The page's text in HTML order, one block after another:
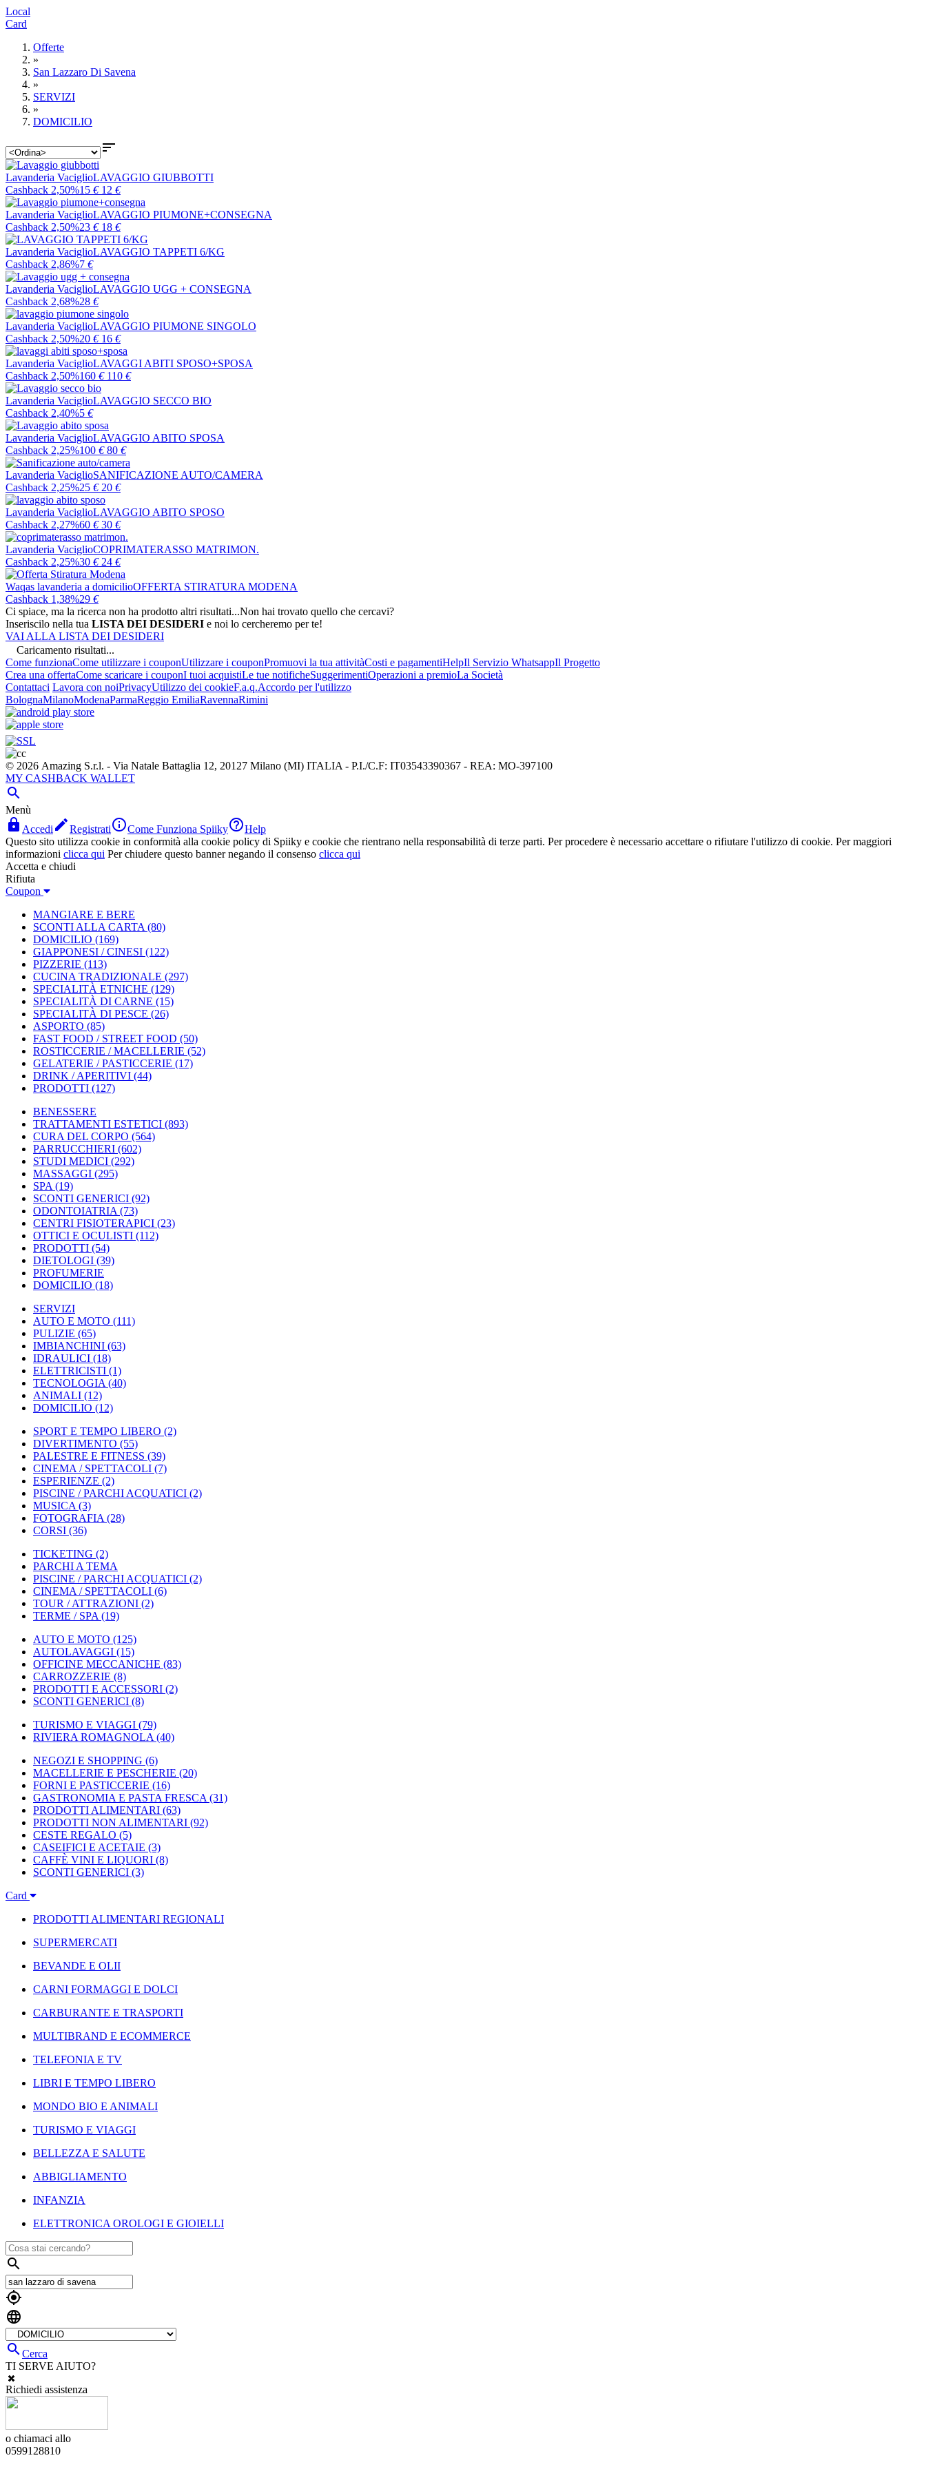
Local
Card
Offerte
»
San Lazzaro Di Savena
»
SERVIZI
»
DOMICILIO

Lavanderia VaciglioLAVAGGIO GIUBBOTTI
Cashback 2,50%15 € 12 €
Lavanderia VaciglioLAVAGGIO PIUMONE+CONSEGNA
Cashback 2,50%23 € 18 €
Lavanderia VaciglioLAVAGGIO TAPPETI 6/KG
Cashback 2,86%7 €
Lavanderia VaciglioLAVAGGIO UGG + CONSEGNA
Cashback 2,68%28 €
Lavanderia VaciglioLAVAGGIO PIUMONE SINGOLO
Cashback 2,50%20 € 16 €
Lavanderia VaciglioLAVAGGI ABITI SPOSO+SPOSA
Cashback 2,50%160 € 110 €
Lavanderia VaciglioLAVAGGIO SECCO BIO
Cashback 2,40%5 €
Lavanderia VaciglioLAVAGGIO ABITO SPOSA
Cashback 2,25%100 € 80 €
Lavanderia VaciglioSANIFICAZIONE AUTO/CAMERA
Cashback 2,25%25 € 20 €
Lavanderia VaciglioLAVAGGIO ABITO SPOSO
Cashback 2,27%60 € 30 €
Lavanderia VaciglioCOPRIMATERASSO MATRIMON.
Cashback 2,25%30 € 24 €
Waqas lavanderia a domicilioOFFERTA STIRATURA MODENA
Cashback 1,38%29 €
Ci spiace, ma la ricerca non ha prodotto altri risultati...Non hai trovato quello che cercavi?
Inseriscilo nella tua LISTA DEI DESIDERI e noi lo cercheremo per te!
VAI ALLA LISTA DEI DESIDERI
Caricamento risultati...
Come funzionaCome utilizzare i couponUtilizzare i couponPromuovi la tua attivitàCosti e pagamentiHelpIl Servizio WhatsappIl Progetto
Crea una offertaCome scaricare i couponI tuoi acquistiLe tue notificheSuggerimentiOperazioni a premioLa Società
Contattaci Lavora con noiPrivacyUtilizzo dei cookieF.a.q.Accordo per l'utilizzo
BolognaMilanoModenaParmaReggio EmiliaRavennaRimini
© 2026 Amazing S.r.l. - Via Natale Battaglia 12, 20127 Milano (MI) ITALIA - P.I./C.F: IT03543390367 - REA: MO-397100
MY CASHBACK WALLET

Menù
 Accedi RegistratiCome Funziona SpiikyHelp
Questo sito utilizza cookie in conformità alla cookie policy di Spiiky e cookie che rientrano nella responsabilità di terze parti. Per procedere è necessario accettare o rifiutare l'utilizzo di cookie. Per maggiori
informazioni clicca qui Per chiudere questo banner negando il consenso clicca qui
Accetta e chiudi
Rifiuta
Coupon
MANGIARE E BERE
SCONTI ALLA CARTA (80)
DOMICILIO (169)
GIAPPONESI / CINESI (122)
PIZZERIE (113)
CUCINA TRADIZIONALE (297)
SPECIALITÀ ETNICHE (129)
SPECIALITÀ DI CARNE (15)
SPECIALITÀ DI PESCE (26)
ASPORTO (85)
FAST FOOD / STREET FOOD (50)
ROSTICCERIE / MACELLERIE (52)
GELATERIE / PASTICCERIE (17)
DRINK / APERITIVI (44)
PRODOTTI (127)
BENESSERE
TRATTAMENTI ESTETICI (893)
CURA DEL CORPO (564)
PARRUCCHIERI (602)
STUDI MEDICI (292)
MASSAGGI (295)
SPA (19)
SCONTI GENERICI (92)
ODONTOIATRIA (73)
CENTRI FISIOTERAPICI (23)
OTTICI E OCULISTI (112)
PRODOTTI (54)
DIETOLOGI (39)
PROFUMERIE
DOMICILIO (18)
SERVIZI
AUTO E MOTO (111)
PULIZIE (65)
IMBIANCHINI (63)
IDRAULICI (18)
ELETTRICISTI (1)
TECNOLOGIA (40)
ANIMALI (12)
DOMICILIO (12)
SPORT E TEMPO LIBERO (2)
DIVERTIMENTO (55)
PALESTRE E FITNESS (39)
CINEMA / SPETTACOLI (7)
ESPERIENZE (2)
PISCINE / PARCHI ACQUATICI (2)
MUSICA (3)
FOTOGRAFIA (28)
CORSI (36)
TICKETING (2)
PARCHI A TEMA
PISCINE / PARCHI ACQUATICI (2)
CINEMA / SPETTACOLI (6)
TOUR / ATTRAZIONI (2)
TERME / SPA (19)
AUTO E MOTO (125)
AUTOLAVAGGI (15)
OFFICINE MECCANICHE (83)
CARROZZERIE (8)
PRODOTTI E ACCESSORI (2)
SCONTI GENERICI (8)
TURISMO E VIAGGI (79)
RIVIERA ROMAGNOLA (40)
NEGOZI E SHOPPING (6)
MACELLERIE E PESCHERIE (20)
FORNI E PASTICCERIE (16)
GASTRONOMIA E PASTA FRESCA (31)
PRODOTTI ALIMENTARI (63)
PRODOTTI NON ALIMENTARI (92)
CESTE REGALO (5)
CASEIFICI E ACETAIE (3)
CAFFÈ VINI E LIQUORI (8)
SCONTI GENERICI (3)
Card
PRODOTTI ALIMENTARI REGIONALI
SUPERMERCATI
BEVANDE E OLII
CARNI FORMAGGI E DOLCI
CARBURANTE E TRASPORTI
MULTIBRAND E ECOMMERCE
TELEFONIA E TV
LIBRI E TEMPO LIBERO
MONDO BIO E ANIMALI
TURISMO E VIAGGI
BELLEZZA E SALUTE
ABBIGLIAMENTO
INFANZIA
ELETTRONICA OROLOGI E GIOIELLI



Cerca
TI SERVE AIUTO?
Richiedi assistenza
o chiamaci allo
0599128810